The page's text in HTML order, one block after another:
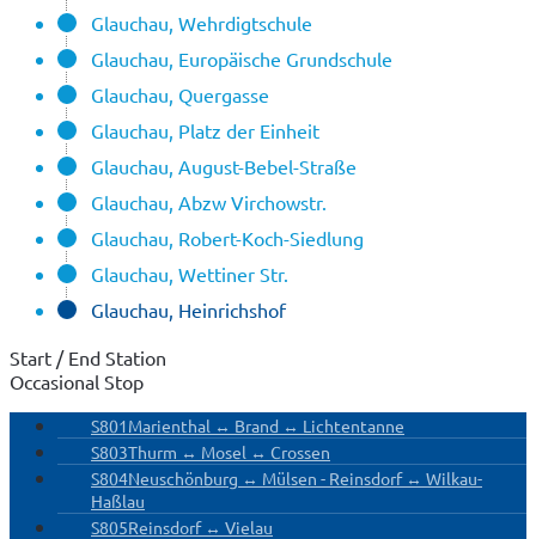
Glauchau, Wehrdigtschule
Glauchau, Europäische Grundschule
Glauchau, Quergasse
Glauchau, Platz der Einheit
Glauchau, August-Bebel-Straße
Glauchau, Abzw Virchowstr.
Glauchau, Robert-Koch-Siedlung
Glauchau, Wettiner Str.
Glauchau, Heinrichshof
Start / End Station
Occasional Stop
S801Marienthal ↔ Brand ↔ Lichtentanne
S803Thurm ↔ Mosel ↔ Crossen
S804Neuschönburg ↔ Mülsen - Reinsdorf ↔ Wilkau-
Haßlau
S805Reinsdorf ↔ Vielau